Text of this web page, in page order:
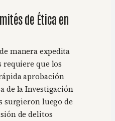
de Ética en
manera expedita
requiere que los
aprobación
de la Investigación
surgieron luego de
de delitos